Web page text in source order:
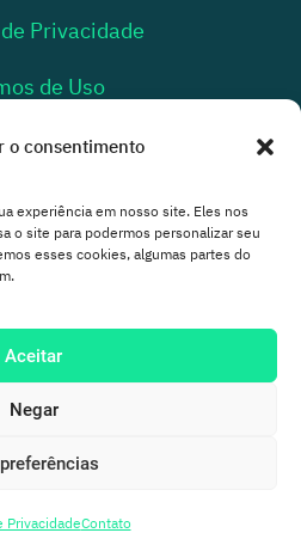
o consentimento
experiência em nosso site. Eles nos
o site para podermos personalizar seu
esses cookies, algumas partes do
Aceitar
Negar
PrivacidadeContato
Privacidade
de Uso
Salarial
0001-73